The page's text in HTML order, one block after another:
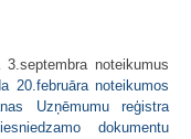
noteikumus
20.februāra noteikumos
Uzņēmumu reģistra
dokumentu